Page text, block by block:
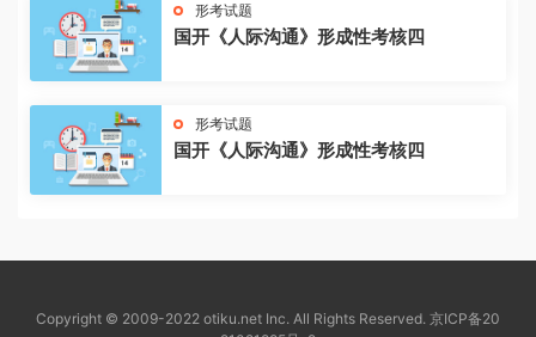
形考试题
国开《人际沟通》形成性考核四
形考试题
国开《人际沟通》形成性考核四
Copyright © 2009-2022 otiku.net Inc. All Rights Reserved. 京ICP备20